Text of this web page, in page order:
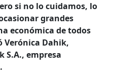
si no lo cuidamos, lo
grandes
económica de todos
Verónica Dahik,
S.A., empresa